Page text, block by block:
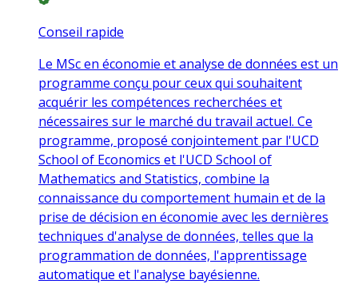
Conseil rapide
Le MSc en économie et analyse de données est un
programme conçu pour ceux qui souhaitent
acquérir les compétences recherchées et
nécessaires sur le marché du travail actuel. Ce
programme, proposé conjointement par l'UCD
School of Economics et l'UCD School of
Mathematics and Statistics, combine la
connaissance du comportement humain et de la
prise de décision en économie avec les dernières
techniques d'analyse de données, telles que la
programmation de données, l'apprentissage
automatique et l'analyse bayésienne.